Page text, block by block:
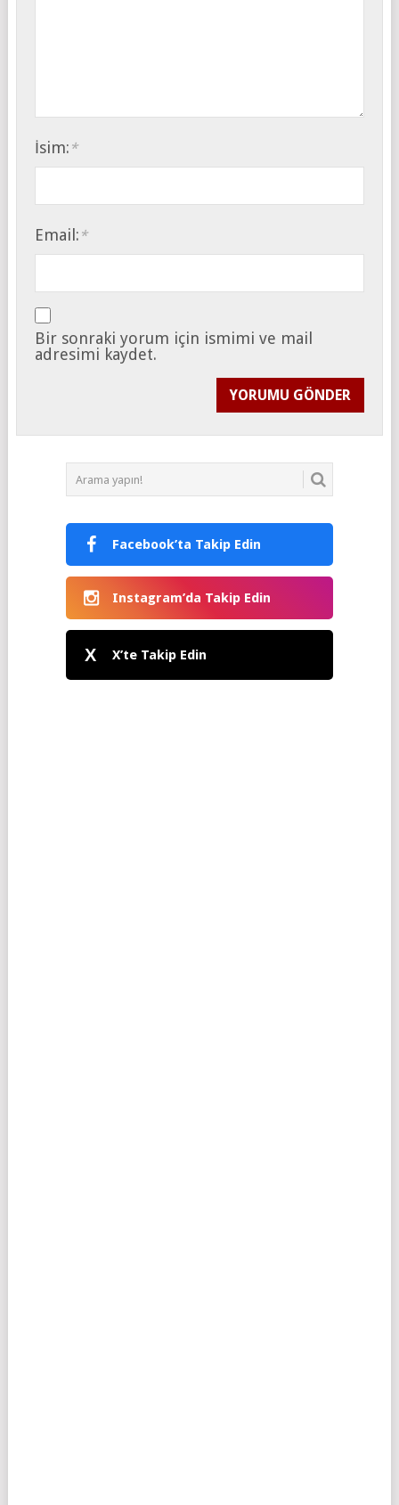
İsim: *
Email: *
Bir sonraki yorum için ismimi ve mail
adresimi kaydet.
Facebook’ta Takip Edin
Instagram’da Takip Edin
X X’te Takip Edin